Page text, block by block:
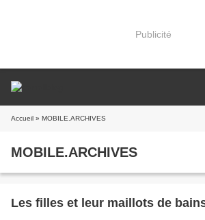
Publicité
Accueil » MOBILE.ARCHIVES
MOBILE.ARCHIVES
Les filles et leur maillots de